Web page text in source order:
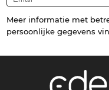
Meer informatie met
persoonlijke gegevens